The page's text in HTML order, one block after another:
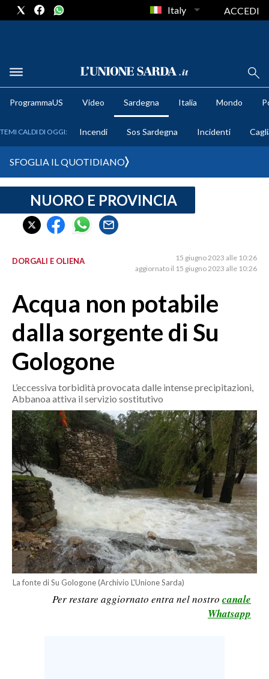
METEO
CRONACA SARDEGNA
CAGLIARI
SULCIS IGLESIENTE
SASSARI E PROVINCIA
GALLURA
OGLIASTRA
AGENDA
CRONACA
ITALIA
MONDO
POLITICA
ECONOMIA
SERVIZI ALLE IMPRESE
LAVORO
BANDI
SPORT IN SARDEGNA
Italy ACCEDI
ProgrammaUS Video Sardegna Italia Mondo
TEMI CALDI DI OGGI: Incendi Sos Sardegna Incidenti
SFOGLIA IL QUOTIDIANO
NUORO E PROVINCIA
DORGALI E OLIENA
15 giugno 2023 alle 10:26
aggiornato il 15 giugno 2023 alle 10:26
Acqua non potabile
dalla sorgente di Su
Gologone
L’eccessiva torbidità provocata dalle intense precipitazioni,
Abbanoa attiva il servizio sostitutivo
La fonte di Su Gologone (Archivio L'Unione Sarda)
Per restare aggiornato entra nel nostro canale
Whatsapp